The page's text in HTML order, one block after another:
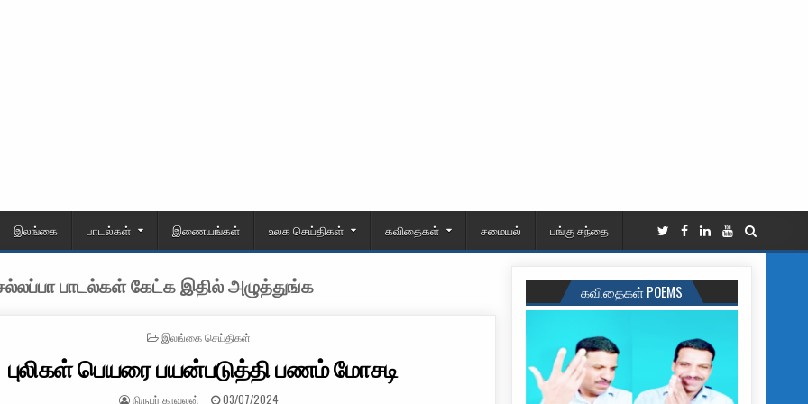
இலங்கை பாடல்கள் இணையங்கள் உலக செய்திகள் கவிதைகள் சமையல் பங்கு சந்தை
பாடல்கள் கேட்க இதில் அழுத்துங்க
POSTED IN
இலங்கை செய்திகள்
புலிகள் பெயரை பயன்படுத்தி பணம் மோசடி
AUTHOR:
நிருபர் காவலன் PUBLISHED DATE:
03/07/2024
கவிதைகள் POEMS